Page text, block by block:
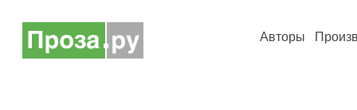
Авторы